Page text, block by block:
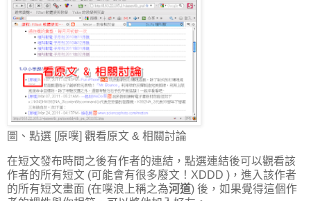
圖、點選 [原噗] 觀看原文 & 相關討論
在短文發布時間之後有作者的連結，點選連結後可以觀看該
作者的所有短文 (可能會有很多廢文！XDDD )，進入該作者
的所有短文畫面 (在噗浪上稱之為河道) 後，如果覺得這個作